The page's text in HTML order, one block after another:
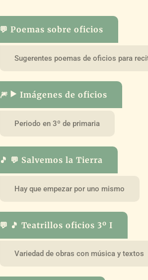
💬 Poemas sobre oficios
Sugerentes poemas de oficios para
🎆 ▶️ Imágenes de oficios
Periodo en 3º de primaria
🎵 💬 Salvemos la Tierra
Hay que empezar por uno mismo
💬 🎵 Teatrillos oficios 3º I
Variedad de obras con música y textos